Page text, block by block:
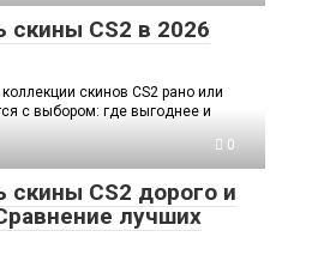
скины CS2 в 2026
скинов CS2 рано или
с выбором: где выгоднее и
0
скины CS2 дорого и
лучших